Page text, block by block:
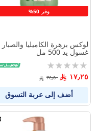
وفر 50%
لوكس بزهرة الكاميليا والصبار
غسول يد 500 مل
Rating:
0%
١٧٫٢٥ ٣٤٫٥٠
أضف إلى عربة التسوق